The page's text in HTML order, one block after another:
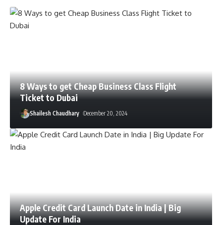
8 Ways to get Cheap Business Class Flight
Ticket to Dubai
Shailesh Chaudhary December 20, 2024
Apple Credit Card Launch Date in India | Big
Update For India